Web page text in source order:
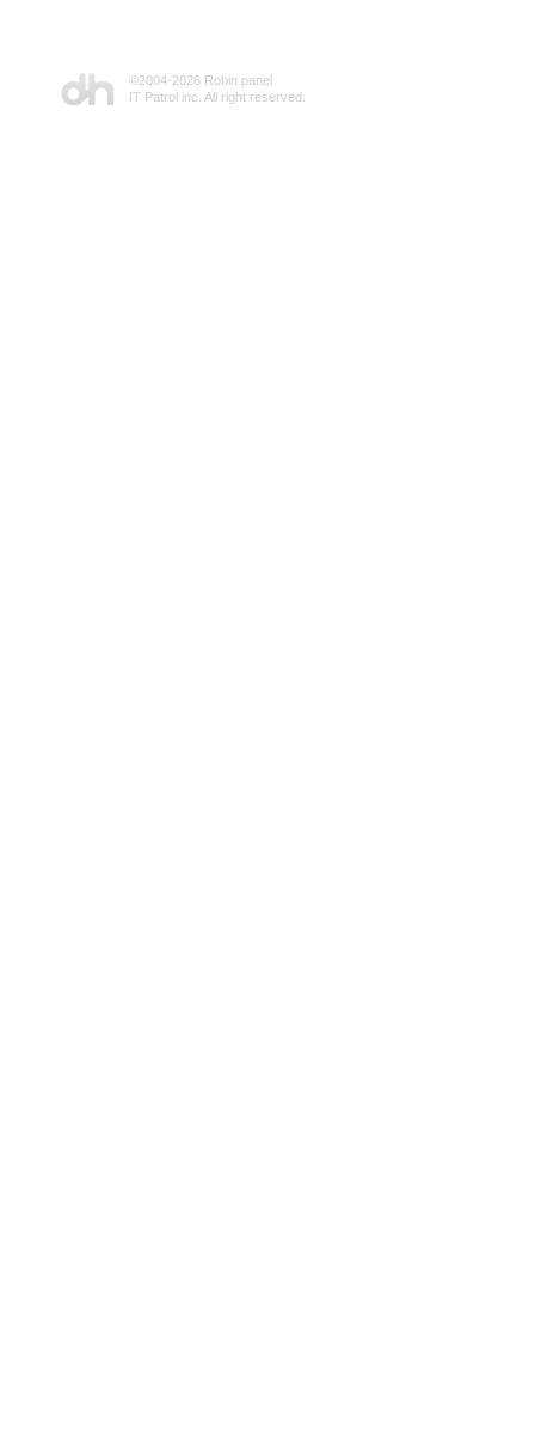
©2004-2026 Robin panel
IT Patrol inc. All right reserved.